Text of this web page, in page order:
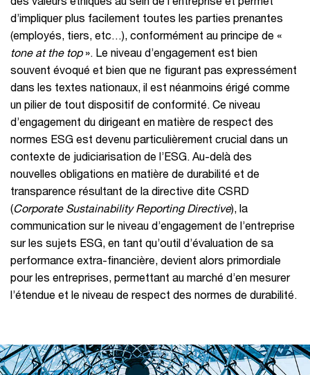
d’impliquer plus facilement toutes les parties prenantes
(employés, tiers, etc…), conformément au principe de «
tone at the top». Le niveau d’engagement est bien
souvent évoqué et bien que ne figurant pas expressément
dans les textes nationaux, il est néanmoins érigé comme
un pilier de tout dispositif de conformité. Ce niveau
d’engagement du dirigeant en matière de respect des
normes ESG est devenu particulièrement crucial dans un
contexte de judiciarisation de l’ESG. Au-delà des
nouvelles obligations en matière de durabilité et de
transparence résultant de la directive dite CSRD
(Corporate Sustainability Reporting Directive), la
communication sur le niveau d’engagement de l’entreprise
sur les sujets ESG, en tant qu’outil d’évaluation de sa
performance extra-financière, devient alors primordiale
pour les entreprises, permettant au marché d’en mesurer
l’étendue et le niveau de respect des normes de durabilité.